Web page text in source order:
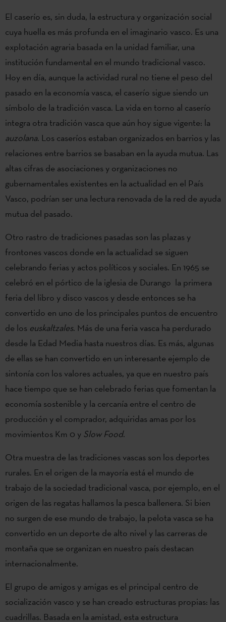
El caserío es, sin duda, la estructura y organización social
cuya huella es más profunda en el imaginario vasco. Es una
explotación agraria basada en la unidad familiar, una
institución fundamental en el mundo tradicional vasco.
Hoy en día, aunque la actividad rural no tiene el peso del
pasado en la economía vasca, el caserío sigue siendo un
símbolo de la tradición vasca. La vida en torno al caserío
integra otra tradición vasca que aún hoy sigue vigente: la
auzolana. Los caseríos estaban organizados en barrios y las
relaciones entre barrios se basaban en la ayuda mutua. Las
altas cifras de asociaciones y organizaciones no
gubernamentales existentes en la actualidad en el País
Vasco, podrían ser una lectura renovada de la red de ayuda
mutua del pasado.
Otro rastro de tradiciones pasadas son las plazas y
frontones vascos donde en la actualidad se siguen
celebrando ferias y actos políticos y sociales. En 1965 se
celebró en el pórtico de la iglesia de Durango la primera
feria del libro y disco vascos y desde entonces se ha
convertido en uno de los principales puntos de encuentro
de los euskaltzales. Más de una feria vasca ha perdurado
desde la Edad Media hasta nuestros días. Es más, algunas
de ellas se han convertido en un interesante ejemplo de
sintonía con los valores actuales, ya que en nuestro país
hace tiempo que se han celebrado ferias que fomentan la
economía sostenible y la cercanía entre el centro de
producción y el comprador, adquiridas amas por los
movimientos Km 0 y Slow Food.
Otra muestra de las tradiciones vascas son los deportes
rurales. En el origen de la mayoría está el mundo de
trabajo de la sociedad tradicional vasca, por ejemplo, en el
origen de las regatas hallamos la pesca ballenera. Si bien
no surgen de ese mundo de trabajo, la pelota vasca se ha
convertido en un deporte de alto nivel y las carreras de
montaña que se organizan en nuestro país destacan
internacionalmente.
El grupo de amigos y amigas es el principal centro de
socialización vasco y se han creado estructuras propias: las
cuadrillas. Basada en la amistad, esta estructura